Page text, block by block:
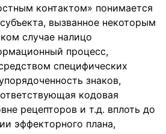
контактом» понимается
вызванное некоторым
случае налицо
процесс,
специфических
знаков,
кодовая
рецепторов и т.д. вплоть до
эффекторного плана,